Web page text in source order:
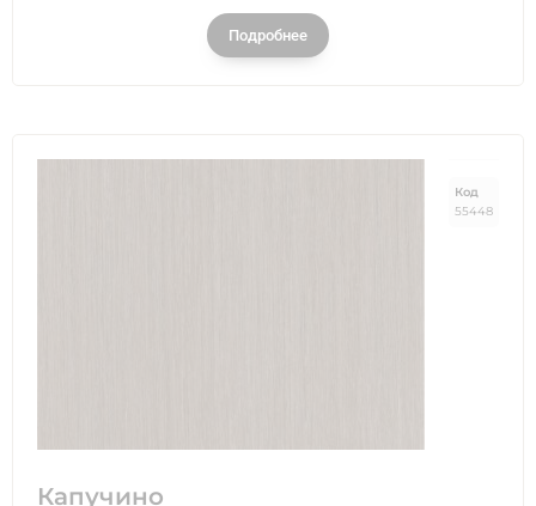
Подробнее
Код
55448
Капучино